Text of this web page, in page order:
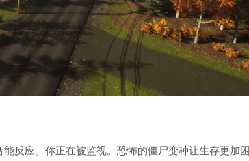
反应。你正在被监视。恐怖的僵尸变种让生存更加困